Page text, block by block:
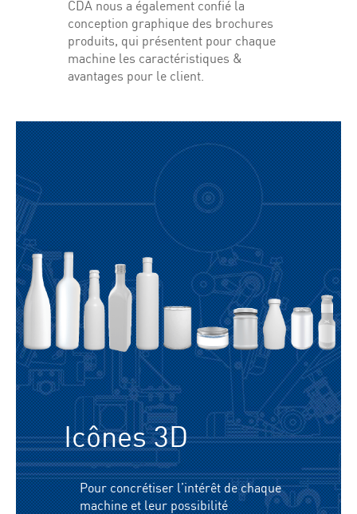
CDA nous a également confié la
conception graphique des brochures
produits, qui présentent pour chaque
machine les caractéristiques &
avantages pour le client.
Icônes 3D
Pour concrétiser l’intérêt de chaque
machine et leur possibilité